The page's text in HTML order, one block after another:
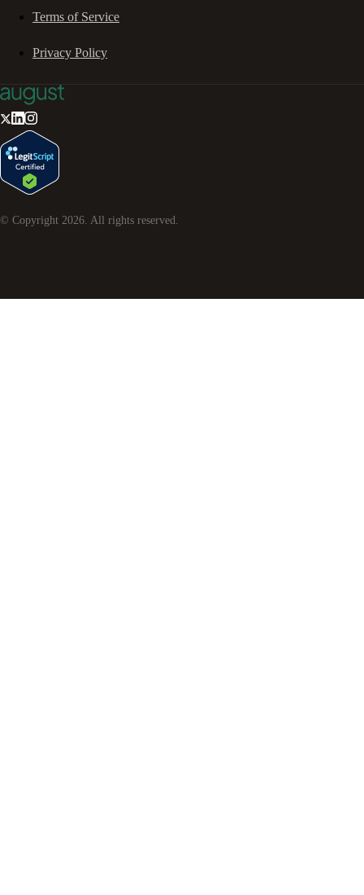
Terms of Service
Privacy Policy
© Copyright 2026 . All rights reserved.